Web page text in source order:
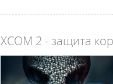
XCOM 2 - защита